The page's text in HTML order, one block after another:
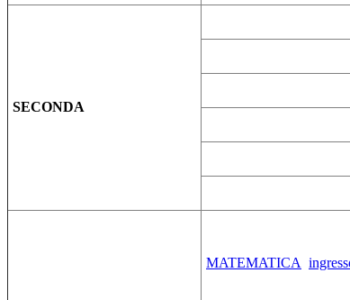
SECONDA
MATEMATICA